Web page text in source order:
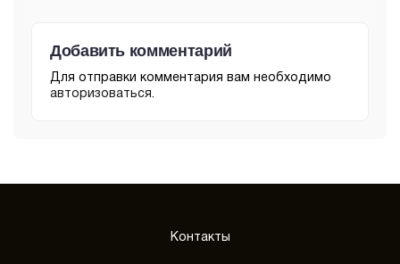
Добавить комментарий
Для отправки комментария вам необходимо
авторизоваться.
Контакты